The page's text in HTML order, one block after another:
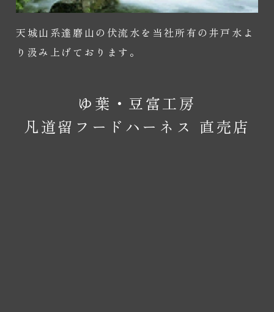
天城山系達磨山の伏流水を当社所有の井戸水よ
り汲み上げております。
ゆ葉・豆富工房
凡道留フードハーネス 直売店